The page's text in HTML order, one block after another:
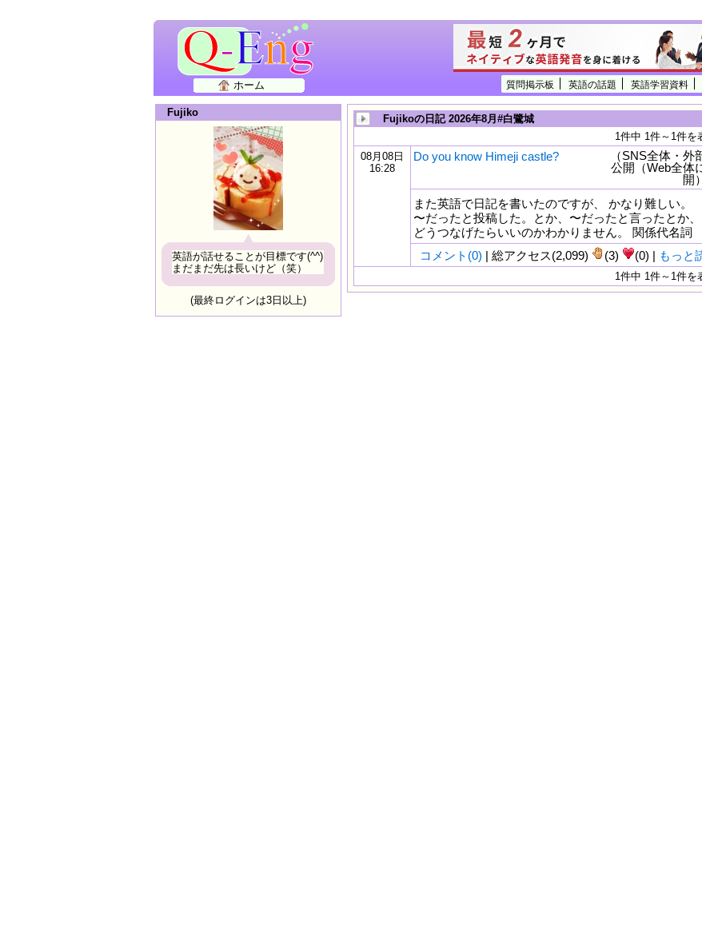
質問掲示板 英語の話題 英語学習資料
ホーム
Fujiko
英語が話せることが目標です(^^)
まだまだ先は長いけど（笑）
(最終ログインは3日以上)
Fujikoの日記 2026年8月#白鷺城
1件中 1件～1件を
08月08日
16:28
Do you know Himeji castle?
（SNS全体・外
公開（Web全体
開
また英語で日記を書いたのですが、 かなり難しい。
〜だったと投稿した。とか、〜だったと言ったとか、
どうつなげたらいいのかわかりません。 関係代名詞
コメント(0) | 総アクセス(2,099) (3) (0) | もっと
1件中 1件～1件を